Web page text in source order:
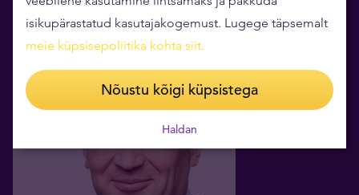
Meelis Atonen
Nõukogu liige / Kullasuuna juht
meelis@tavid.ee
+372 5069 459
isikupärastatud kasutajakogemust. Lugege täpsemalt
meie küpsisepoliitika kohta siit.
Nõustu kõigi küpsistega
Haldan